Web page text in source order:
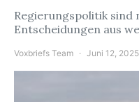
Regierungspolitik
Entscheidungen aus
Voxbriefs Team Juni 12, 2025